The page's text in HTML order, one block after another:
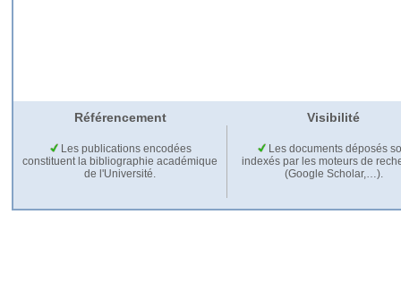
Référencement Visibilité
Les publications encodées
constituent la bibliographie académique
de l'Université.
Les documents déposés
indexés par les moteurs de
(Google Scholar,…).